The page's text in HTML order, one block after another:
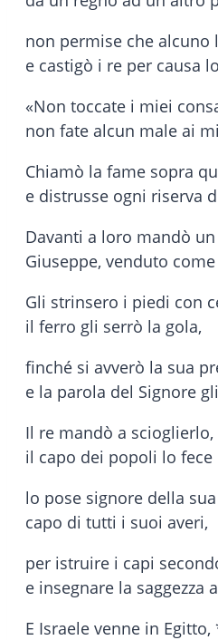
non permise che
e castigò i re per causa
«Non toccate i miei
non fate alcun male ai
Chiamò la fame sopra
e distrusse ogni riserva
Davanti a loro mandò
Giuseppe, venduto
Gli strinsero i piedi con
il ferro gli serrò la gola,
finché si avverò la sua
e la parola del Signore
Il re mandò a
il capo dei popoli lo fece
lo pose signore della
capo di tutti i suoi averi,
per istruire i capi
e insegnare la saggezza
E Israele venne in Egitto,